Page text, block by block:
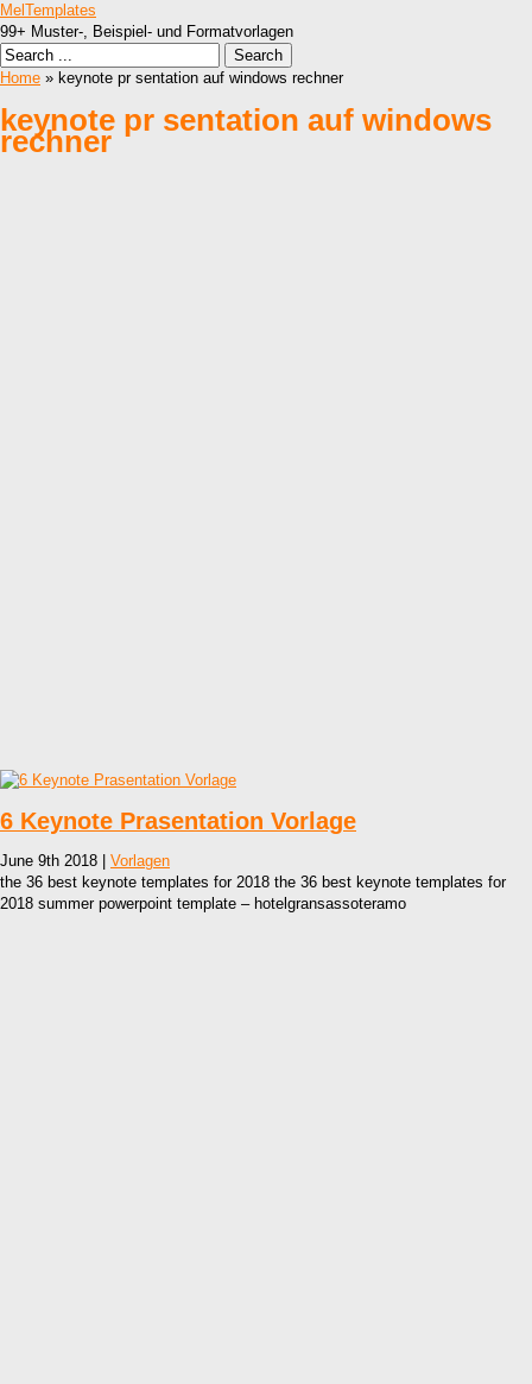
MelTemplates
99+ Muster-, Beispiel- und Formatvorlagen
Home » keynote pr sentation auf windows rechner
keynote pr sentation auf windows
rechner
6 Keynote Prasentation Vorlage
June 9th 2018 | Vorlagen
the 36 best keynote templates for 2018 the 36 best keynote templates for
2018 summer powerpoint template – hotelgransassoteramo